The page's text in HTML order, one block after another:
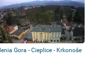
Gora - Cieplice - Krkonoše